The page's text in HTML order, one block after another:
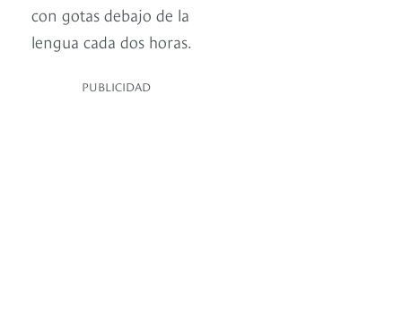
con gotas debajo de la
lengua cada dos horas.
PUBLICIDAD